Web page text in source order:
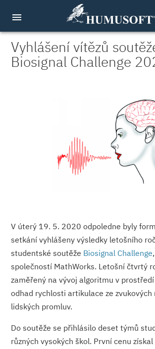
menu
Vyhlášení vítězů
Biosignal Challenge
V úterý 19. 5. 2020 odpoledne byly
setkání vyhlášeny výsledky letošního
studentské soutěže Biosignal Challenge
společností MathWorks. Letošní čtvrtý
zaměřený na vývoj algoritmu v prostředí
odhad rychlosti artikulace ze zvukových
lidských promluv.
Do soutěže se přihlásilo deset týmů
různých vysokých škol. První cenu